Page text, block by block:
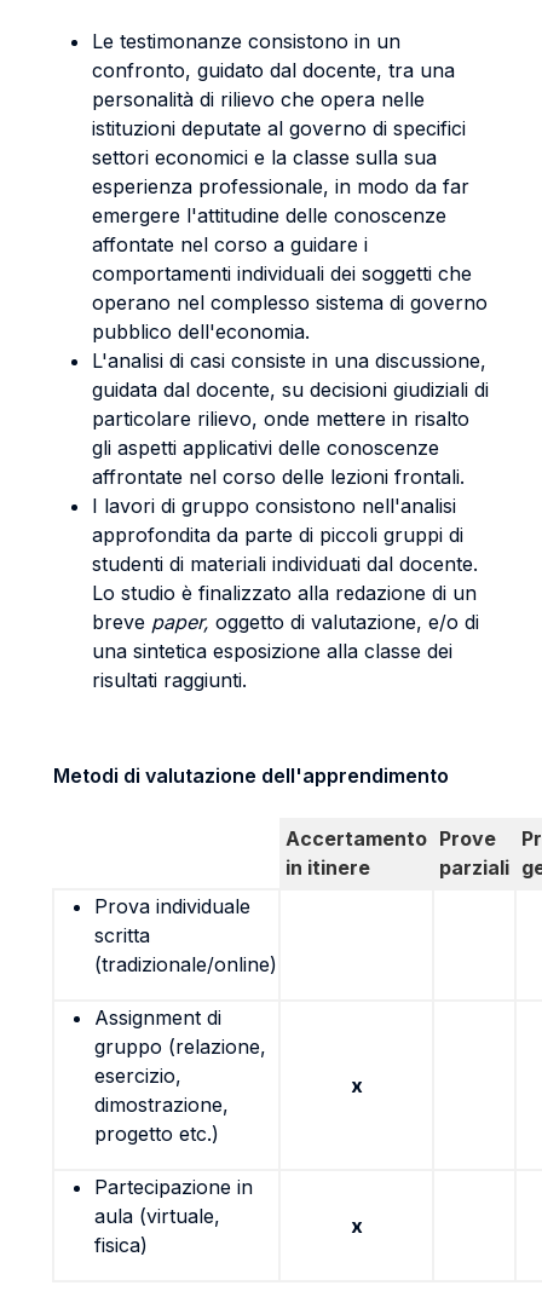
Le testimonanze consistono in un
confronto, guidato dal docente, tra una
personalità di rilievo che opera nelle
istituzioni deputate al governo di specifici
settori economici e la classe sulla sua
esperienza professionale, in modo da far
emergere l'attitudine delle conoscenze
affontate nel corso a guidare i
comportamenti individuali dei soggetti che
operano nel complesso sistema di governo
pubblico dell'economia.
L'analisi di casi consiste in una discussione,
guidata dal docente, su decisioni giudiziali di
particolare rilievo, onde mettere in risalto
gli aspetti applicativi delle conoscenze
affrontate nel corso delle lezioni frontali.
I lavori di gruppo consistono nell'analisi
approfondita da parte di piccoli gruppi di
studenti di materiali individuati dal docente.
Lo studio è finalizzato alla redazione di un
breve paper, oggetto di valutazione, e/o di
una sintetica esposizione alla classe dei
risultati raggiunti.
Metodi di valutazione dell'apprendimento
Accertamento
in itinere
Prove
parziali
Prova individuale
scritta
(tradizionale/online)
Assignment di
gruppo (relazione,
esercizio,
dimostrazione,
progetto etc.)
x
Partecipazione in
aula (virtuale,
fisica)
x